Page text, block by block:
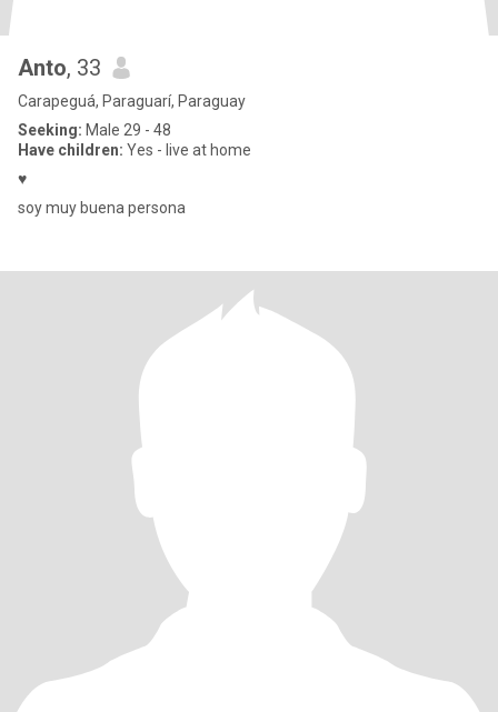
Anto, 33
Carapeguá, Paraguarí, Paraguay
Seeking: Male 29 - 48
Have children: Yes - live at home
♥️
soy muy buena persona